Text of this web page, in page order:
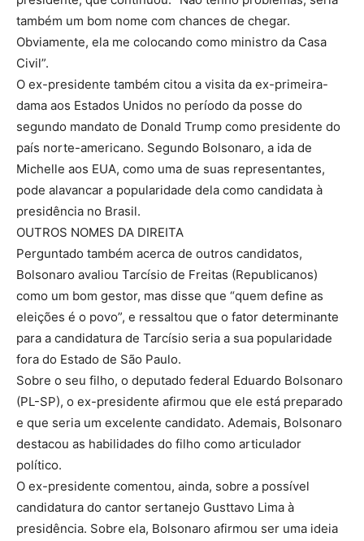
também um bom nome com chances de chegar.
Obviamente, ela me colocando como ministro da Casa
Civil”.
O ex-presidente também citou a visita da ex-primeira-
dama aos Estados Unidos no período da posse do
segundo mandato de Donald Trump como presidente do
país norte-americano. Segundo Bolsonaro, a ida de
Michelle aos EUA, como uma de suas representantes,
pode alavancar a popularidade dela como candidata à
presidência no Brasil.
OUTROS NOMES DA DIREITA
Perguntado também acerca de outros candidatos,
Bolsonaro avaliou Tarcísio de Freitas (Republicanos)
como um bom gestor, mas disse que “quem define as
eleições é o povo”, e ressaltou que o fator determinante
para a candidatura de Tarcísio seria a sua popularidade
fora do Estado de São Paulo.
Sobre o seu filho, o deputado federal Eduardo Bolsonaro
(PL-SP), o ex-presidente afirmou que ele está preparado
e que seria um excelente candidato. Ademais, Bolsonaro
destacou as habilidades do filho como articulador
político.
O ex-presidente comentou, ainda, sobre a possível
candidatura do cantor sertanejo Gusttavo Lima à
presidência. Sobre ela, Bolsonaro afirmou ser uma ideia